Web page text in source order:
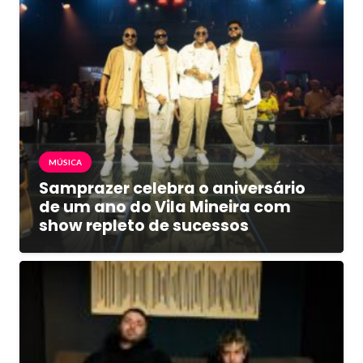
MÚSICA
Samprazer celebra o aniversário
de um ano do Vila Mineira com
show repleto de sucessos